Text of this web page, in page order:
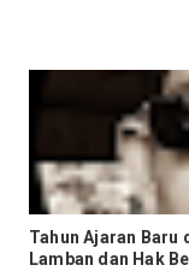
Tahun Ajaran Baru
Lamban dan Hak